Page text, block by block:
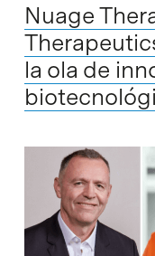
Nuage
la ola de